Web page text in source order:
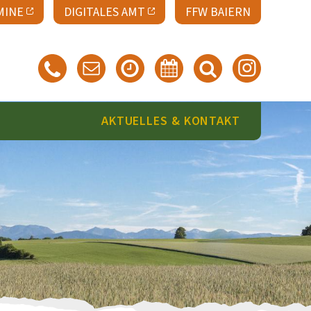
DIGITALES AMT FFW BAIERN
AKTUELLES & KONTAKT